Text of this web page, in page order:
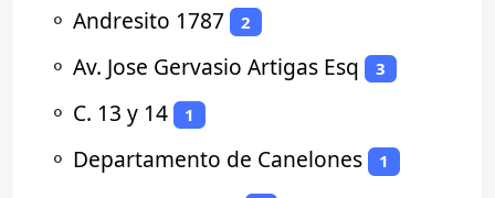
⚬ Andresito 1787 2
⚬ Av. Jose Gervasio Artigas Esq 3
⚬ C. 13 y 14 1
⚬ Departamento de Canelones 1